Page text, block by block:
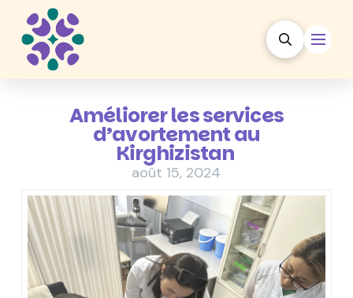
Améliorer les services
d’avortement au
Kirghizistan
août 15, 2024